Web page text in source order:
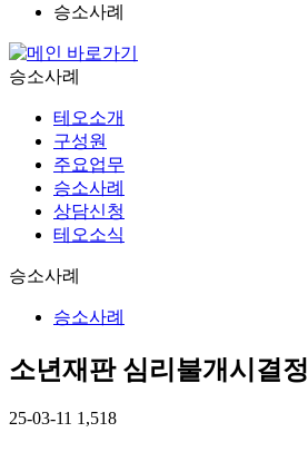
승소사례
승소사례
테오소개
구성원
주요업무
승소사례
상담신청
테오소식
승소사례
승소사례
소년재판 심리불개시결정
25-03-11 1,518